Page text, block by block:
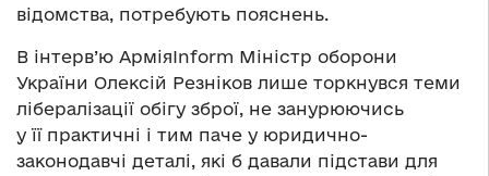
відомства, потребують пояснень.
В інтерв’ю АрміяInform Міністр оборони
України Олексій Резніков лише торкнувся теми
лібералізації обігу зброї, не занурюючись
у її практичні і тим паче у юридично-
законодавчі деталі, які б давали підстави для